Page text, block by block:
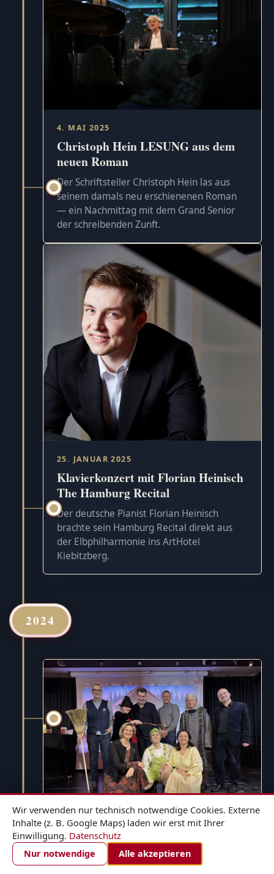
4. MAI 2025
Christoph Hein LESUNG aus dem
neuen Roman
Der Schriftsteller Christoph Hein las aus
seinem damals neu erschienenen Roman
— ein Nachmittag mit dem Grand Senior
der schreibenden Zunft.
25. JANUAR 2025
Klavierkonzert mit Florian Heinisch
The Hamburg Recital
Der deutsche Pianist Florian Heinisch
brachte sein Hamburg Recital direkt aus
der Elbphilharmonie ins ArtHotel
Kiebitzberg.
2024
1. DEZEMBER 2024
Hänsel und Gretel - für die ganze
ZIMMER BUCHEN
Wir verwenden nur technisch notwendige Cookies. Externe
Inhalte (z. B. Google Maps) laden wir erst mit Ihrer
Einwilligung. Datenschutz
Nur notwendige Alle akzeptieren